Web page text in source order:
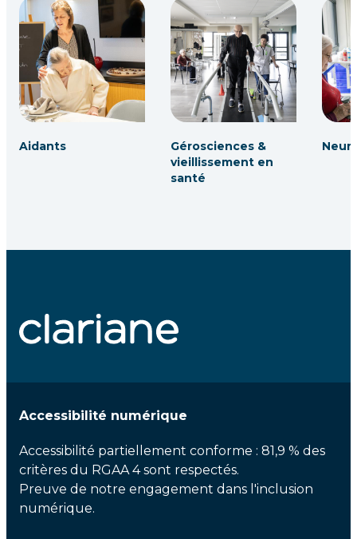
Aidants
Gérosciences &
vieillissement en
santé
Accessibilité numérique
Accessibilité partiellement conforme : 81,9 % des
critères du RGAA 4 sont respectés.
Preuve de notre engagement dans l'inclusion
numérique.